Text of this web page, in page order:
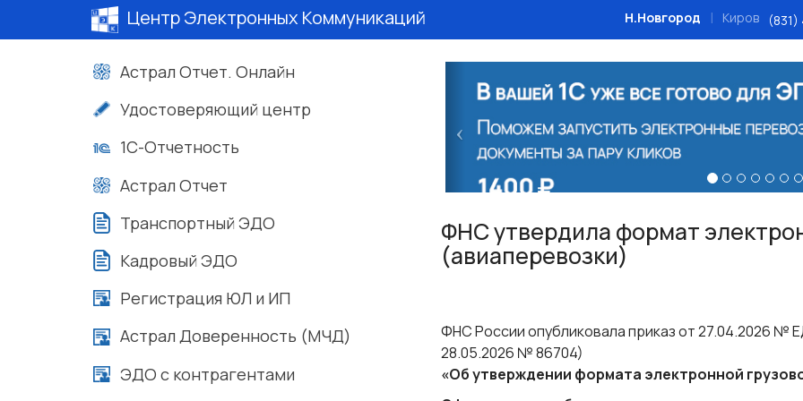
Центр Электронных Коммуникаций Н.Новгород | Киров
Астрал Отчет. Онлайн
Удостоверяющий центр
1С-Отчетность
Астрал Отчет
Транспортный ЭДО
Кадровый ЭДО
Регистрация ЮЛ и ИП
Астрал Доверенность (МЧД)
ЭДО с контрагентами
Назад
ФНС утвердила формат
(авиаперевозки)
ФНС России опубликовала приказ от 27.04.2026 №
28.05.2026 № 86704)
«Об утверждении формата электронной